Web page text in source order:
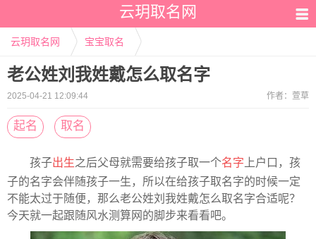
云玥取名网
云玥取名网 宝宝取名
老公姓刘我姓戴怎么取名字
2025-04-21 12:09:44 作者： 萱草
起名 取名
孩子出生之后父母就需要给孩子取一个名字 上户口，孩
子的名字会伴随孩子一生，所以在给孩子取名字的时候一定
不能太过于随便，那么老公姓刘我姓戴怎么取名字合适呢？
今天就一起跟随风水测算网的脚步来看看吧。